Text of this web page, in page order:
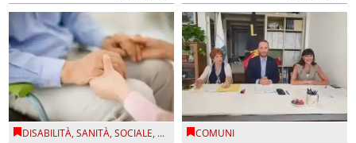
DISABILITÀ,SANITÀ,SOCIALE, ... COMUNI